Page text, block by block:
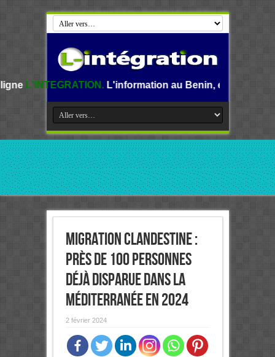
L'information au Benin, en Afrique et dans le monde.
Migration clandestine :
Près de 100 personnes
déjà disparue dans la
méditerranée en 2024
2 février 2024